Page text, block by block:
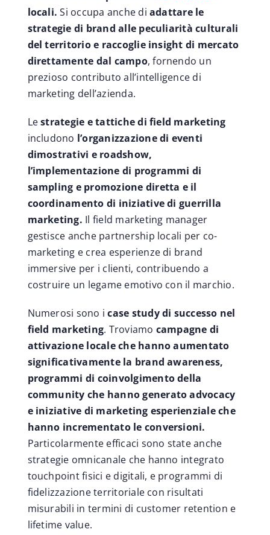
locali. Si occupa anche diadattare le
strategie di brand alle peculiarità culturali
del territorio e raccoglie insight di mercato
direttamente dal campo, fornendo un
prezioso contributo all’intelligence di
marketing dell’azienda.
Lestrategie e tattiche di field marketing
includono l’organizzazione di eventi
dimostrativi e roadshow,
l’implementazione di programmi di
sampling e promozione diretta e il
coordinamento di iniziative di guerrilla
marketing. Il field marketing manager
gestisce anche partnership locali per co-
marketing e crea esperienze di brand
immersive per i clienti, contribuendo a
costruire un legame emotivo con il marchio.
Numerosi sono icase study di successo nel
field marketing. Troviamo campagne di
attivazione locale che hanno aumentato
significativamente la brand awareness,
programmi di coinvolgimento della
community che hanno generato advocacy
e iniziative di marketing esperienziale che
hanno incrementato le conversioni.
Particolarmente efficaci sono state anche
strategie omnicanale che hanno integrato
touchpoint fisici e digitali, e programmi di
fidelizzazione territoriale con risultati
misurabili in termini di customer retention e
lifetime value.